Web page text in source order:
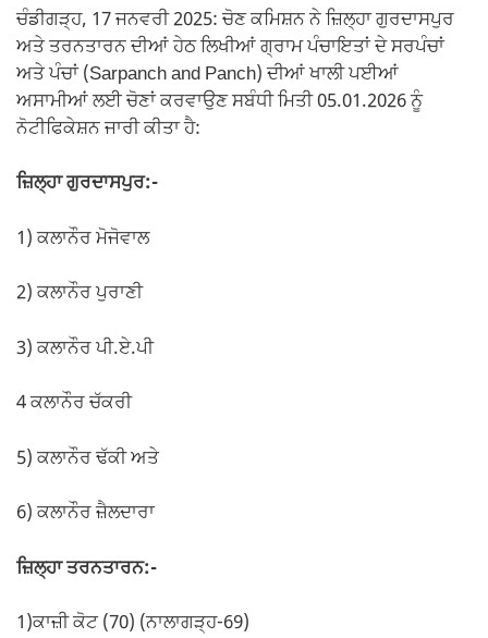
ਚੰਡੀਗੜ੍ਹ, 17 ਜਨਵਰੀ 2025: ਚੋਣ ਕਮਿਸ਼ਨ ਨੇ ਜ਼ਿਲ੍ਹਾ ਗੁਰਦਾਸਪੁਰ
ਅਤੇ ਤਰਨਤਾਰਨ ਦੀਆਂ ਹੇਠ ਲਿਖੀਆਂ ਗ੍ਰਾਮ ਪੰਚਾਇਤਾਂ ਦੇ ਸਰਪੰਚਾਂ
ਅਤੇ ਪੰਚਾਂ (Sarpanch and Panch) ਦੀਆਂ ਖਾਲੀ ਪਈਆਂ
ਅਸਾਮੀਆਂ ਲਈ ਚੋਣਾਂ ਕਰਵਾਉਣ ਸਬੰਧੀ ਮਿਤੀ 05.01.2026 ਨੂੰ
ਨੋਟੀਫਿਕੇਸ਼ਨ ਜਾਰੀ ਕੀਤਾ ਹੈ:
ਜ਼ਿਲ੍ਹਾ ਗੁਰਦਾਸਪੁਰ:-
1) ਕਲਾਨੌਰ ਮੋਜੋਵਾਲ
2) ਕਲਾਨੌਰ ਪੁਰਾਣੀ
3) ਕਲਾਨੌਰ ਪੀ.ਏ.ਪੀ
4 ਕਲਾਨੌਰ ਚੱਕਰੀ
5) ਕਲਾਨੌਰ ਢੱਕੀ ਅਤੇ
6) ਕਲਾਨੌਰ ਜ਼ੈਲਦਾਰਾ
ਜ਼ਿਲ੍ਹਾ ਤਰਨਤਾਰਨ:-
1)ਕਾਜ਼ੀ ਕੋਟ (70) (ਨਾਲਾਗੜ੍ਹ-69)